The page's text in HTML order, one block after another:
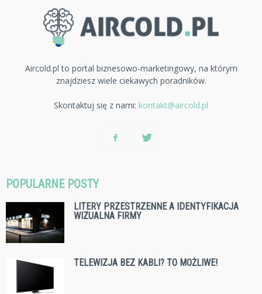
Aircold.pl to portal biznesowo-marketingowy, na którym
znajdziesz wiele ciekawych poradników.
Skontaktuj się z nami: kontakt@aircold.pl
POPULARNE POSTY
LITERY PRZESTRZENNE A IDENTYFIKACJA
WIZUALNA FIRMY
TELEWIZJA BEZ KABLI? TO MOŻLIWE!